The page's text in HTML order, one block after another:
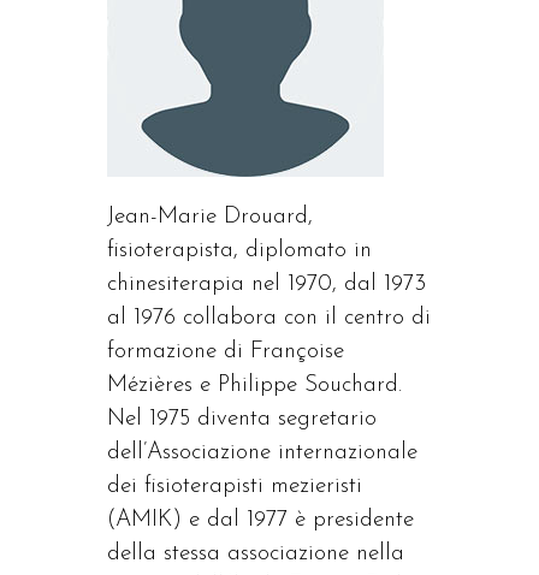
Jean-Marie Drouard,
fisioterapista, diplomato in
chinesiterapia nel 1970, dal 1973
al 1976 collabora con il centro di
formazione di Françoise
Mézières e Philippe Souchard.
Nel 1975 diventa segretario
dell’Associazione internazionale
dei fisioterapisti mezieristi
(AMIK) e dal 1977 è presidente
della stessa associazione nella